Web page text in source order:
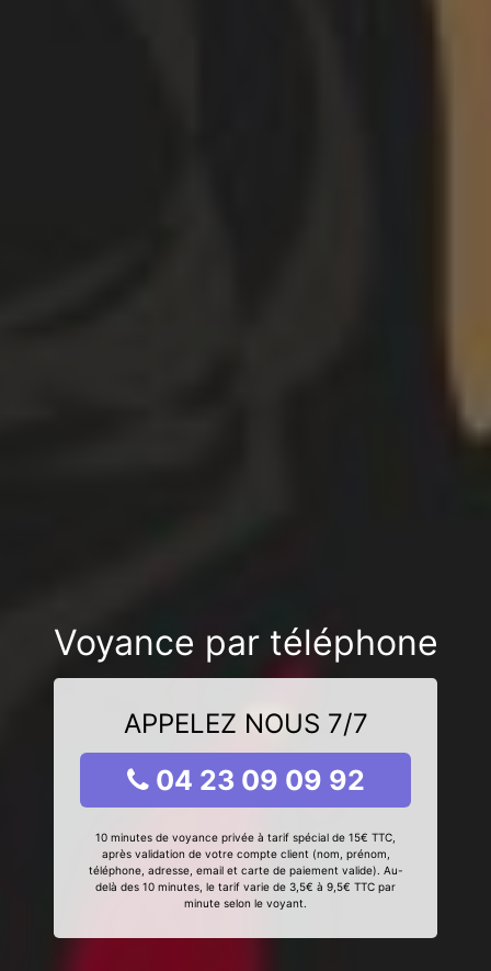
Voyance par téléphone
APPELEZ NOUS 7/7
04 23 09 09 92
10 minutes de voyance privée à tarif spécial de 15€ TTC,
après validation de votre compte client (nom, prénom,
téléphone, adresse, email et carte de paiement valide). Au-
delà des 10 minutes, le tarif varie de 3,5€ à 9,5€ TTC par
minute selon le voyant.